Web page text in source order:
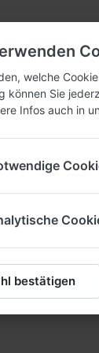
3M™
+ Filter /
welche
können Sie
Infos auch in
bestätigen